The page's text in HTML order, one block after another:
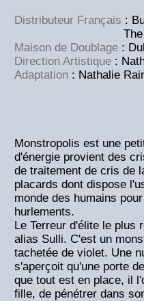
Distributeur Français :
The Walt
Maison de Doublage :
Direction Artistique :
Adaptation : Nathalie
Monstropolis est une
d'énergie provient des
de traitement de cris de
placards dont dispose
monde des humains
hurlements.
Le Terreur d'élite le plus
alias Sulli. C'est un
tachetée de violet. Une
s'aperçoit qu'une porte
que tout est en place, il
fille, de pénétrer dans